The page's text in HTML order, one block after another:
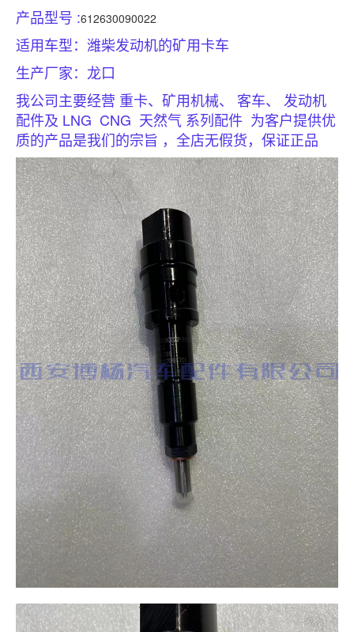
产品型号 :612630090022
适用车型：潍柴发动机的矿用卡车
生产厂家：龙口
我公司主要经营 重卡、矿用机械、 客车、 发动机
配件及 LNG CNG 天然气 系列配件 为客户提供优
质的产品是我们的宗旨 ，全店无假货，保证正品